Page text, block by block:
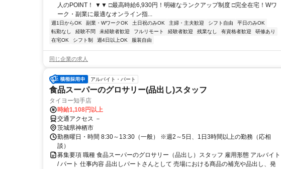
人のPOINT！ ▼▼ □最高時給6,930円！明確なランクアップ制度 □完全在宅！Wワ
ーク・副業に最適なオンライン指...
週1日からOK 副業・WワークOK 土日祝のみOK 主婦・主夫歓迎 シフト自由
平日のみOK
転勤なし
経験不問 未経験者歓迎 フルリモート 経験者歓迎 残業なし 有資格者歓迎
研修あり
在宅OK
シフト制 週4日以上OK 服装自由
同じ企業の求人
アルバイト・パート
食品スーパーのグロサリー(品出し)スタッフ
タイヨー知手店
時給1,108円以上
交通アクセス －
茨城県神栖市
勤務曜日・時間 8:30～13:30（一般） ※週2～5日、1日3時間以上の勤務（応相
談）
募集要項 職種 食品スーパーのグロサリー（品出し）スタッフ 雇用形態 アルバイト
/ パート 仕事内容 品出しパートさんとして 売場における商品の補充や品出し、発